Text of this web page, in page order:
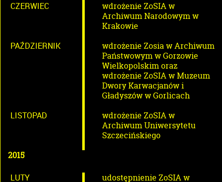
CZERWIEC
wdrożenie ZoSIA w
Archiwum Narodowym w
Krakowie
PAŹDZIERNIK
wdrożenie Zosia w Archiwum
Państwowym w Gorzowie
Wielkopolskim oraz
wdrożenie ZoSIA w Muzeum
Dwory Karwacjanów i
Gładyszów w Gorlicach
LISTOPAD
wdrożenie ZoSIA w
Archiwum Uniwersytetu
Szczecińskiego
2015
LUTY
udostępnienie ZoSIA w